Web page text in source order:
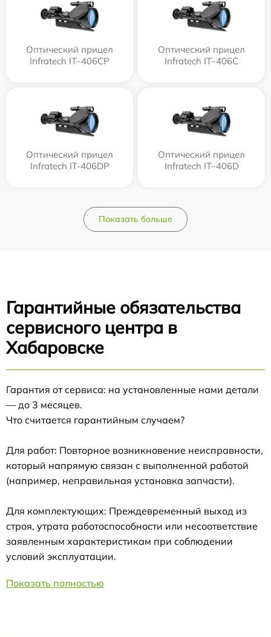
Оптический прицел
Infratech IT–406СP
Оптический прицел
Infratech IT–406С
Оптический прицел
Infratech IT-406DP
Оптический прицел
Infratech IT–406D
Показать больше
Гарантийные обязательства
сервисного центра в
Хабаровске
Гарантия от сервиса: на установленные нами детали
— до 3 месяцев.
Что считается гарантийным случаем?
Для работ: Повторное возникновение неисправности,
который напрямую связан с выполненной работой
(например, неправильная установка запчасти).
Для комплектующих: Преждевременный выход из
строя, утрата работоспособности или несоответствие
заявленным характеристикам при соблюдении
условий эксплуатации.
Показать полностью